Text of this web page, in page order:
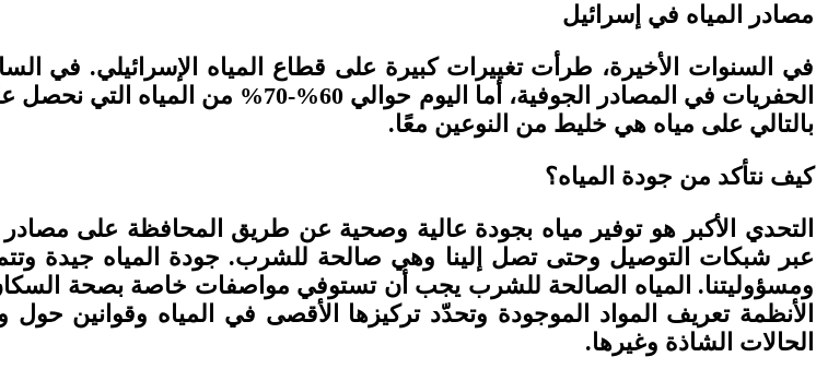
مصادر المياه في إسرائيل
في السنوات الأخيرة، طرأت تغييرات كبيرة على قطاع المياه الإسرائيلي. في
الحفريات في المصادر الجوفية، أما
بالتالي على مياه هي خليط من النوعين معًا.
كيف نتأكد من جودة المياه؟
التحدي الأكبر هو توفير مياه بجودة عالية وصحية عن طريق المحافظة على مصادر
عبر شبكات التوصيل وحتى تصل إلينا وهي صالحة للشرب. جودة المياه جيدة
ومسؤوليتنا. المياه الصالحة للشرب يجب أن تستوفي مواصفات خاصة بصحة
الأنظمة تعريف المواد الموجودة وتحدّد تركيزها الأقصى في المياه وقوانين
الحالات الشاذة وغيرها.